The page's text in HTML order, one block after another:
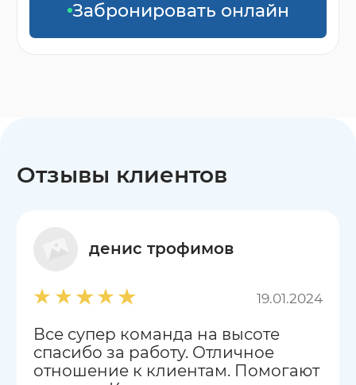
Забронировать онлайн
Отзывы клиентов
денис трофимов
19.01.2024
Все супер команда на высоте
спасибо за работу. Отличное
отношение к клиентам. Помогают